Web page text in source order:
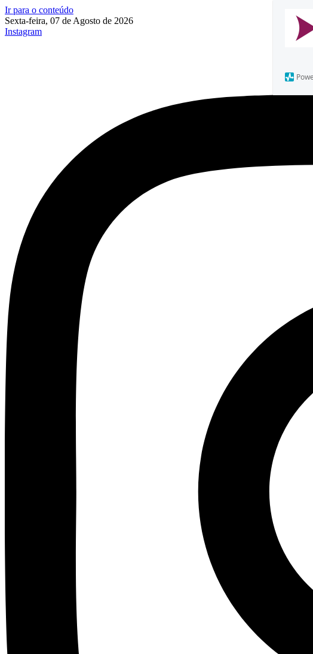
Ir para o conteúdo
Sexta-feira, 07 de Agosto de 2026
Instagram